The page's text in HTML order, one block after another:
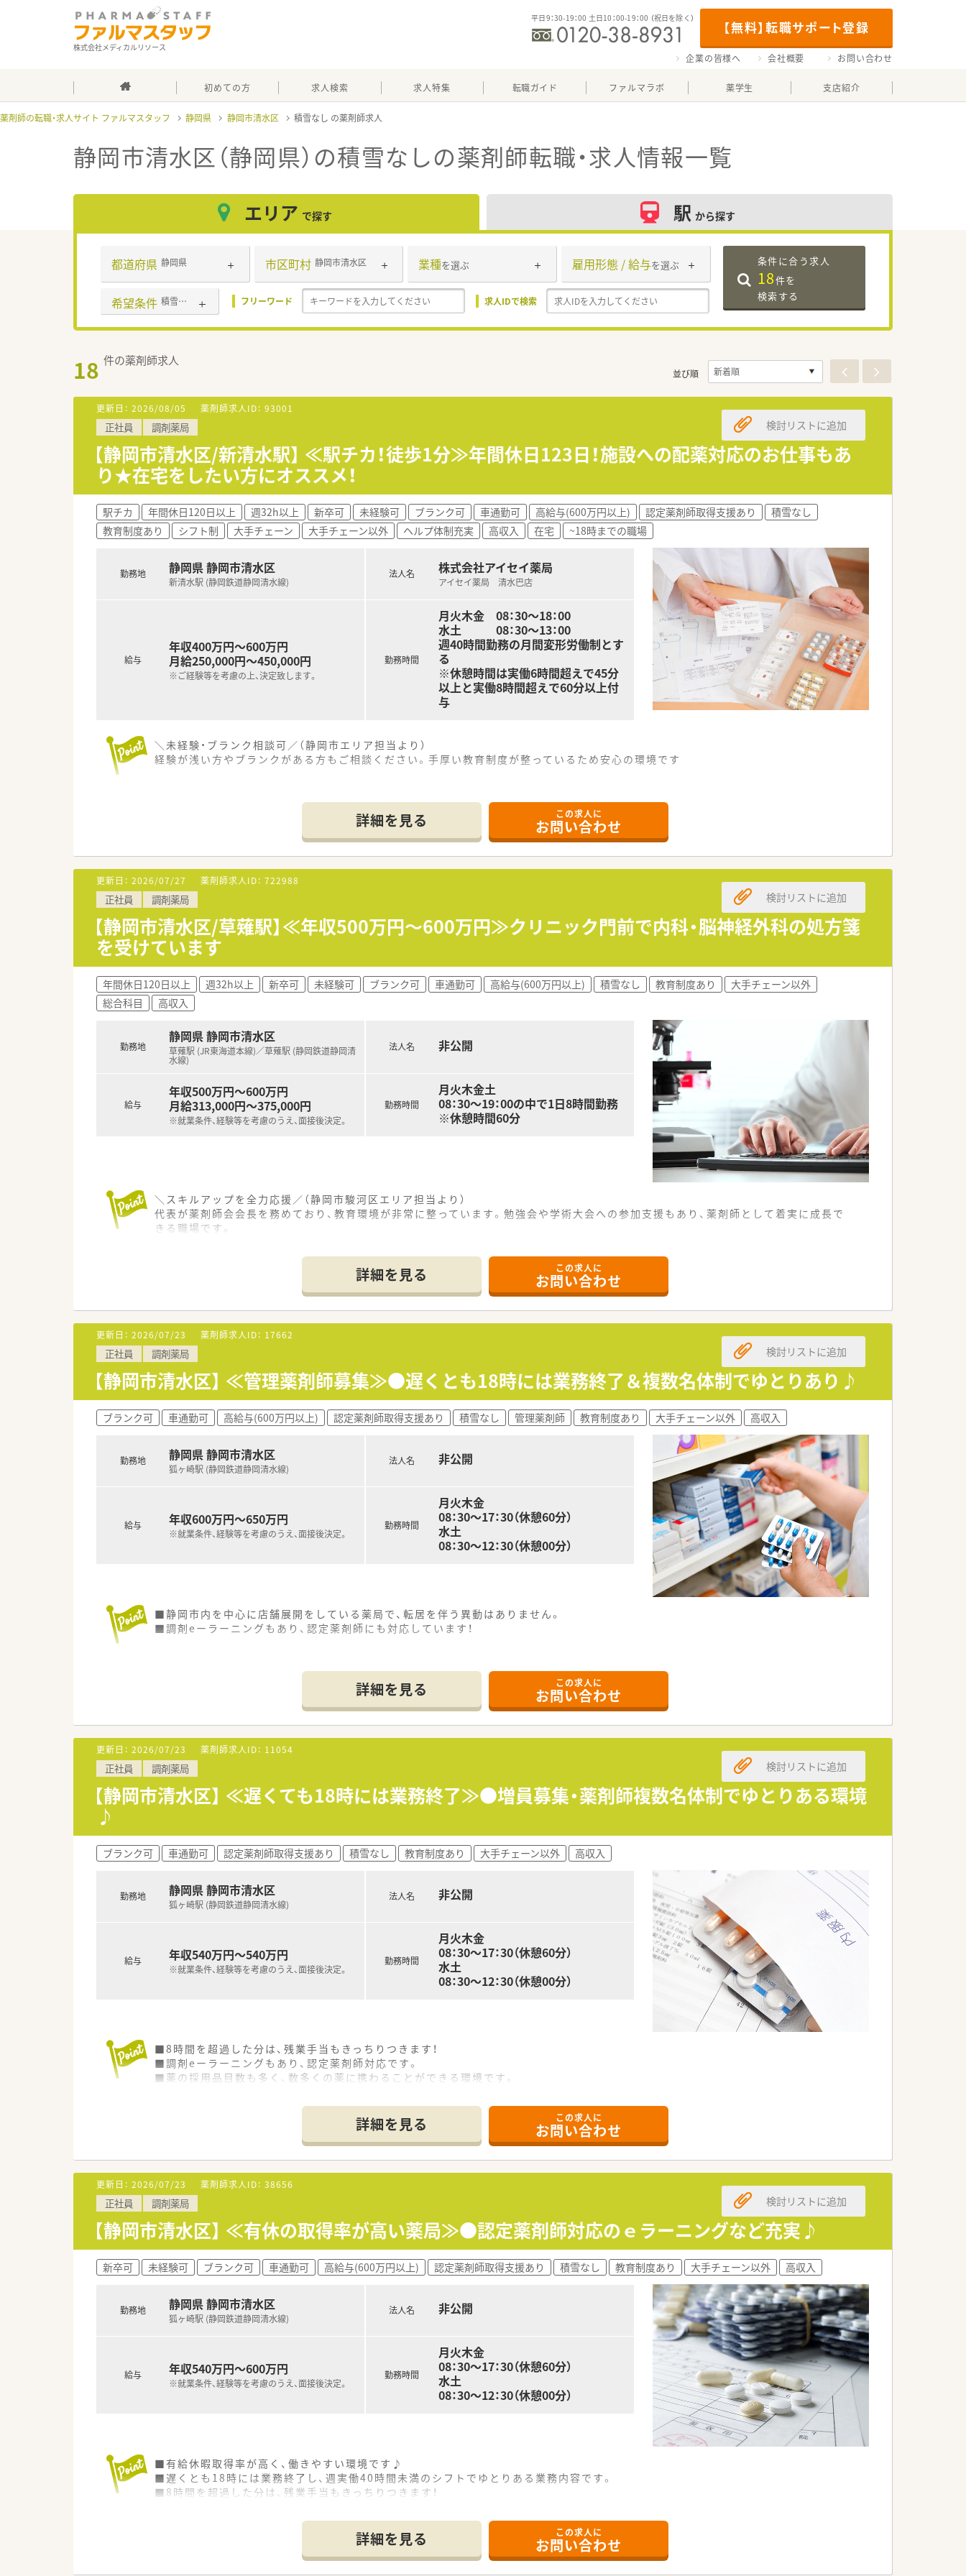
株式会社メディカルリソース
【無料】転職サポート登録
平日9：30-19：00 土日10：00-19：00 （祝日を除く）
企業の皆様へ 会社概要 お問い合わせ
初めての方 求人検索 求人特集 転職ガイド ファルマラボ 薬学生 支店紹介
薬剤師の転職・求人サイト ファルマスタッフ 静岡県 静岡市清水区 積雪なし
静岡市清水区（静岡県）の積雪なしの薬剤師転職・求人情報一覧
エリア で探す 駅 から探す
都道府県 静岡県 市区町村 静岡市清水区 業種を選ぶ 雇用形態 / 給与を選ぶ
希望条件 積雪なし フリーワード 求人IDで検索
条件に合う求人
18件を
検索する
18 件の薬剤師求人
並び順
更新日： 2026/08/05 薬剤師求人ID： 93001
正社員 調剤薬局
【静岡市清水区/新清水駅】 ≪駅チカ！徒歩1分≫年間休日123日！施設への配薬対応のお仕事もあ
り★在宅をしたい方にオススメ！
検討リストに追加
駅チカ 年間休日120日以上 週32h以上 新卒可 未経験可 ブランク可 車通勤可 高給与(600万円以上) 認定薬剤師取得支援あり
積雪なし
教育制度あり
シフト制 大手チェーン 大手チェーン以外 ヘルプ体制充実 高収入 在宅 ~18時までの職場
勤務地 静岡県 静岡市清水区
新清水駅 (静岡鉄道静岡清水線)
給与
年収400万円～600万円
月給250,000円～450,000円
※ご経験等を考慮の上、決定致します。
法人名 株式会社アイセイ薬局
アイセイ薬局 清水巴店
勤務時間
月火木金 08：30～18：00
水土 08：30～13：00
週40時間勤務の月間変形労働制とす
る
※休憩時間は実働6時間超えで45分
以上と実働8時間超えで60分以上付
与
＼未経験・ブランク相談可／（静岡市エリア担当より）
経験が浅い方やブランクがある方もご相談ください。手厚い教育制度が整っているため安心の環境です
■最寄り駅の静岡鉄道静岡清水線「新清水駅」から、徒歩1分と通勤に便利な立地です。
■主に内科・皮膚科・リウマチ科を応需しており、1日の処方箋枚数は平均100枚程度です。
■薬剤師は常勤4名、事務員3名が在籍しており、ベテラン社員が多くサポート体制も万全です。
【法人特徴について】
■全国に約400店舗を展開し、特に医療モール開発では業界トップクラスの実績を誇ります。
■薬剤師でもある社長が自らの育休経験を活かし、女性が長く働き続けられる企業を目指しています。
■人材定着率が97％と非常に高く、多くの方が「薬局の雰囲気の良さ」を入社の決め手に挙げています。
【想定される業務内容】
■調剤、監査、服薬指導といった保険薬剤師としての基本業務を丁寧に行っていただきます。
■施設への配薬業務も担当するため、在宅医療のスキルを身につけ、専門性を高めることができます。
■患者様一人ひとりと向き合い、信頼関係を築きながら、かかりつけ薬剤師業務も担っていただきます。
【職場環境と雰囲気】
■処方元の医療機関と関係性が良好なため、疑義照会などもスムーズに行うことができます。
■ベテランの社員が多く在籍しており、経験の浅い方でも安心して業務に取り組める環境です。
詳細を見る この求人に
お問い合わせ
更新日： 2026/07/27 薬剤師求人ID： 722988
正社員 調剤薬局
【静岡市清水区/草薙駅】≪年収500万円～600万円≫クリニック門前で内科・脳神経外科の処方箋
を受けています
検討リストに追加
年間休日120日以上 週32h以上 新卒可 未経験可 ブランク可 車通勤可 高給与(600万円以上) 積雪なし 教育制度あり
大手チェーン以外
総合科目
高収入
勤務地
静岡県 静岡市清水区
草薙駅 (JR東海道本線)／草薙駅 (静岡鉄道静岡清
水線)
給与
年収500万円～600万円
月給313,000円～375,000円
※就業条件、経験等を考慮のうえ、面接後決定。
法人名 非公開
勤務時間
月火木金土
08：30～19：00の中で1日8時間勤務
※休憩時間60分
＼スキルアップを全力応援／（静岡市駿河区エリア担当より）
代表が薬剤師会会長を務めており、教育環境が非常に整っています。勉強会や学術大会への参加支援もあり、薬剤師として着実に成長で
きる職場です。
■JR東海道本線および静岡鉄道静岡清水線の草薙駅から徒歩7分と、通勤に便利な好立地にある調剤薬局です。
■近隣の医療機関より内科や脳神経外科の処方箋をメインに応需し、1日あたり30枚から40枚ほどを対応します。
■現在は常勤の薬剤師が2名在籍しており、地域に密着した温かい雰囲気のなかで日々の業務に取り組んでいます。
【法人特徴について】
■昭和45年に静岡市内で創業して以来、長きにわたって地域医療の発展に貢献し続けてきた歴史ある法人です。
■市内にて調剤薬局を5店舗展開しており、代表は県内の薬剤師会会長も務めるなど業界発展に尽力しています。
■産前産後休暇や育児休暇の取得実績が豊富にあり、社員のワークライフバランスを重視する社風が魅力です。
【想定されるモデル年収】
■これまでの調剤薬局での経験や実績を考慮し、入社初年度から年収500万円から600万円の提示が可能な求人です。
■定期的な昇給制度や年2回の賞与支給があるため、長く勤めるほど安定した収入の増加を見込むことができます。
■住宅手当や役職手当などの各種手当が充実しているため、ベースとなる給与に加えてさらなる収入アップが目指せます。
詳細を見る この求人に
お問い合わせ
更新日： 2026/07/23 薬剤師求人ID： 17662
正社員 調剤薬局
【静岡市清水区】 ≪管理薬剤師募集≫●遅くとも18時には業務終了＆複数名体制でゆとりあり♪
検討リストに追加
ブランク可 車通勤可 高給与(600万円以上) 認定薬剤師取得支援あり 積雪なし 管理薬剤師 教育制度あり 大手チェーン以外 高収入
勤務地 静岡県 静岡市清水区
狐ヶ崎駅 (静岡鉄道静岡清水線)
給与 年収600万円～650万円
※就業条件、経験等を考慮のうえ、面接後決定。
法人名 非公開
勤務時間
月火木金
08：30～17：30（休憩60分）
水土
08：30～12：30（休憩00分）
■静岡市内を中心に店舗展開をしている薬局で、転居を伴う異動はありません。
■調剤eーラーニングもあり、認定薬剤師にも対応しています！
詳細を見る この求人に
お問い合わせ
更新日： 2026/07/23 薬剤師求人ID： 11054
正社員 調剤薬局
【静岡市清水区】 ≪遅くても18時には業務終了≫●増員募集・薬剤師複数名体制でゆとりある環境
♪
検討リストに追加
ブランク可 車通勤可 認定薬剤師取得支援あり 積雪なし 教育制度あり 大手チェーン以外 高収入
勤務地 静岡県 静岡市清水区
狐ヶ崎駅 (静岡鉄道静岡清水線)
給与 年収540万円～540万円
※就業条件、経験等を考慮のうえ、面接後決定。
法人名 非公開
勤務時間
月火木金
08：30～17：30（休憩60分）
水土
08：30～12：30（休憩00分）
■8時間を超過した分は、残業手当もきっちりつきます！
■調剤eーラーニングもあり、認定薬剤師対応です。
■薬の採用品目数も多く、数多くの薬に携わることができる環境です。
詳細を見る この求人に
お問い合わせ
更新日： 2026/07/23 薬剤師求人ID： 38656
正社員 調剤薬局
【静岡市清水区】 ≪有休の取得率が高い薬局≫●認定薬剤師対応のｅラーニングなど充実♪
検討リストに追加
新卒可 未経験可 ブランク可 車通勤可 高給与(600万円以上) 認定薬剤師取得支援あり 積雪なし 教育制度あり 大手チェーン以外 高収入
勤務地 静岡県 静岡市清水区
狐ヶ崎駅 (静岡鉄道静岡清水線)
給与 年収540万円～600万円
※就業条件、経験等を考慮のうえ、面接後決定。
法人名 非公開
勤務時間
月火木金
08：30～17：30（休憩60分）
水土
08：30～12：30（休憩00分）
■有給休暇取得率が高く、働きやすい環境です♪
■遅くとも18時には業務終了し、週実働40時間未満のシフトでゆとりある業務内容です。
■8時間を超過した分は、残業手当もきっちりつきます！
詳細を見る この求人に
お問い合わせ